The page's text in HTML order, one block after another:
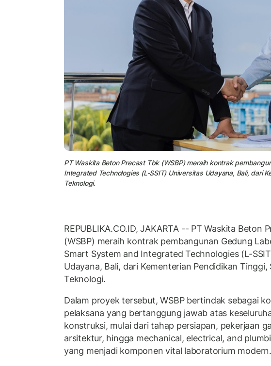
PT Waskita Beton Precast Tbk (WSBP) meraih kontrak
Integrated Technologies (L-SSIT) Universitas Udayana, Bali, dari
Teknologi.
REPUBLIKA.CO.ID, JAKARTA -- PT Waskita Beton
(WSBP) meraih kontrak pembangunan Gedung
Smart System and Integrated Technologies (L-
Udayana, Bali, dari Kementerian Pendidikan Tinggi,
Teknologi.
Dalam proyek tersebut, WSBP bertindak sebagai
pelaksana yang bertanggung jawab atas
konstruksi, mulai dari tahap persiapan, pekerjaan
arsitektur, hingga mechanical, electrical, and
yang menjadi komponen vital laboratorium modern.